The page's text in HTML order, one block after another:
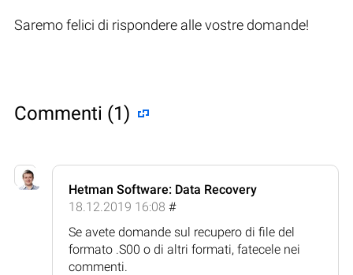
Saremo felici di rispondere alle vostre domande!
Commenti (1)
Hetman Software: Data Recovery
18.12.2019 16:08 #
Se avete domande sul recupero di file del
formato .S00 o di altri formati, fatecele nei
commenti.